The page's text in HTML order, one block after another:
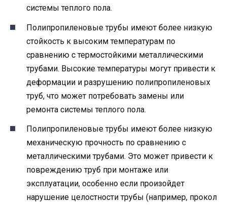
системы теплого пола.
Полипропиленовые трубы имеют более низкую
стойкость к высоким температурам по
сравнению с термостойкими металлическими
трубами. Высокие температуры могут привести к
деформации и разрушению полипропиленовых
труб, что может потребовать замены или
ремонта системы теплого пола.
Полипропиленовые трубы имеют более низкую
механическую прочность по сравнению с
металлическими трубами. Это может привести к
повреждению труб при монтаже или
эксплуатации, особенно если произойдет
нарушение целостности трубы (например, прокол